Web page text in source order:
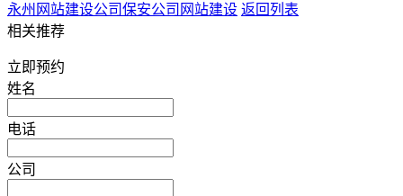
永州网站建设公司保安公司网站建设 返回列表
相关推荐
立即预约
姓名
电话
公司